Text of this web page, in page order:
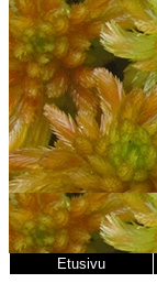
Etusivu